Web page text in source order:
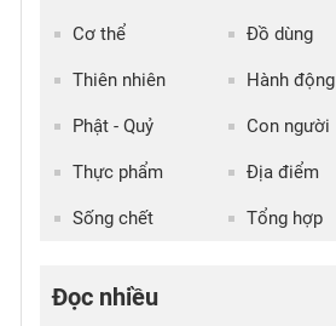
Cơ thể Đồ dùng
Thiên nhiên Hành động
Phật - Quỷ Con người
Thực phẩm Địa điểm
Sống chết Tổng hợp
Đọc nhiều